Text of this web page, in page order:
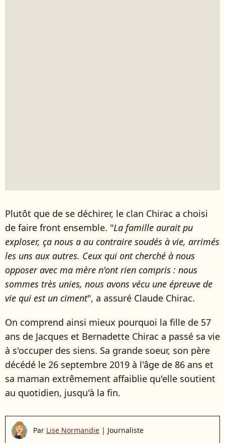
Plutôt que de se déchirer, le clan Chirac a choisi
de faire front ensemble. "La famille aurait pu
exploser, ça nous a au contraire soudés à vie, arrimés
les uns aux autres. Ceux qui ont cherché à nous
opposer avec ma mère n'ont rien compris : nous
sommes très unies, nous avons vécu une épreuve de
vie qui est un ciment", a assuré Claude Chirac.
On comprend ainsi mieux pourquoi la fille de 57
ans de Jacques et Bernadette Chirac a passé sa vie
à s'occuper des siens. Sa grande soeur, son père
décédé le 26 septembre 2019 à l'âge de 86 ans et
sa maman extrêmement affaiblie qu'elle soutient
au quotidien, jusqu'à la fin.
Par Lise Normandie | Journaliste